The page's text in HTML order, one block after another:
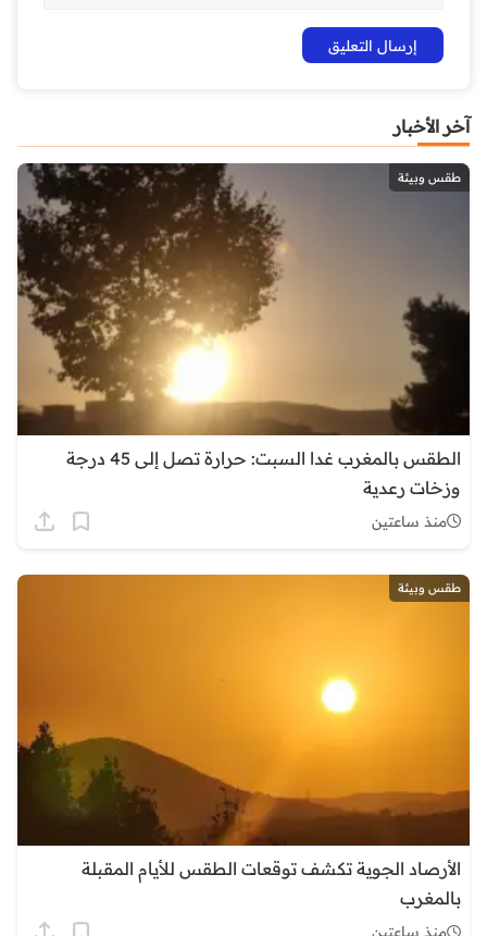
آخر الأخبار
طقس وبيئة
الطقس بالمغرب غدا السبت: حرارة تصل إلى 45 درجة
وزخات رعدية
منذ ساعتين
طقس وبيئة
الأرصاد الجوية تكشف توقعات الطقس للأيام المقبلة
بالمغرب
منذ ساعتين